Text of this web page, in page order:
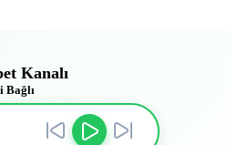
Kanalı
Bağlı